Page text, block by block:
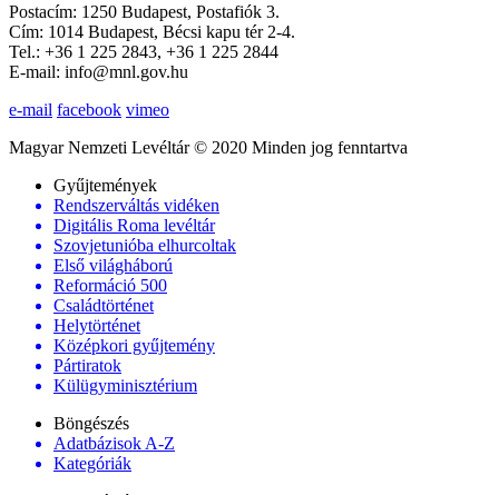
Postacím: 1250 Budapest, Postafiók 3.
Cím: 1014 Budapest, Bécsi kapu tér 2-4.
Tel.: +36 1 225 2843, +36 1 225 2844
E-mail: info@mnl.gov.hu
e-mail facebook vimeo
Magyar Nemzeti Levéltár © 2020 Minden jog fenntartva
Gyűjtemények
Rendszerváltás vidéken
Digitális Roma levéltár
Szovjetunióba elhurcoltak
Első világháború
Reformáció 500
Családtörténet
Helytörténet
Középkori gyűjtemény
Pártiratok
Külügyminisztérium
Böngészés
Adatbázisok A-Z
Kategóriák